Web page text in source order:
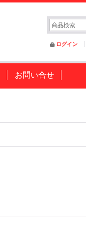
ログイン
お問い合せ